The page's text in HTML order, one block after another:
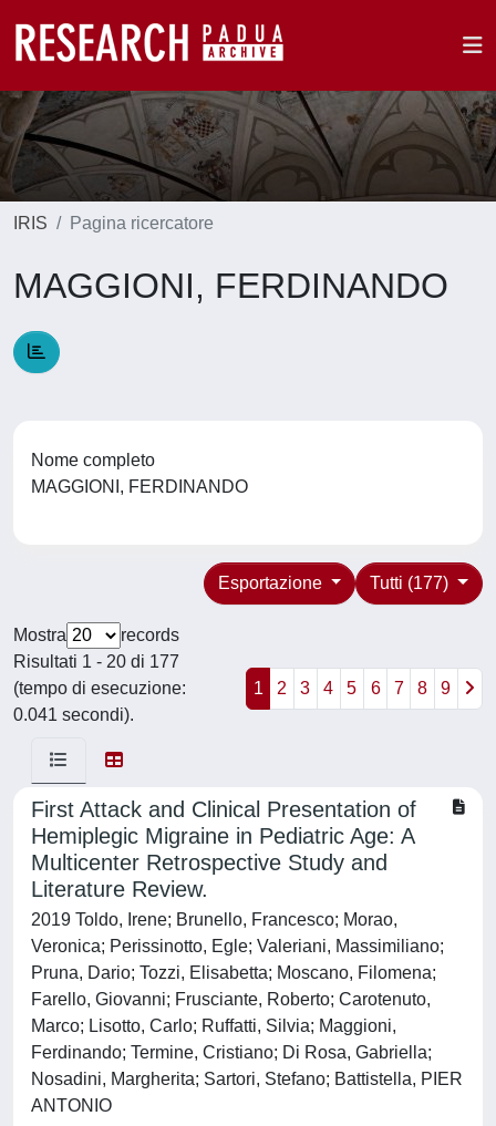
IRIS Pagina ricercatore
MAGGIONI, FERDINANDO
Nome completo
MAGGIONI, FERDINANDO
Tutti (177)
Esportazione
Mostra
records
Risultati 1 - 20 di 177
(tempo di esecuzione:
0.041 secondi).
1 2 3 4 5 6 7 8 9
First Attack and Clinical Presentation of
Hemiplegic Migraine in Pediatric Age: A
Multicenter Retrospective Study and
Literature Review.
2019 Toldo, Irene; Brunello, Francesco; Morao,
Veronica; Perissinotto, Egle; Valeriani, Massimiliano;
Pruna, Dario; Tozzi, Elisabetta; Moscano, Filomena;
Farello, Giovanni; Frusciante, Roberto; Carotenuto,
Marco; Lisotto, Carlo; Ruffatti, Silvia; Maggioni,
Ferdinando; Termine, Cristiano; Di Rosa, Gabriella;
Nosadini, Margherita; Sartori, Stefano; Battistella, PIER
ANTONIO